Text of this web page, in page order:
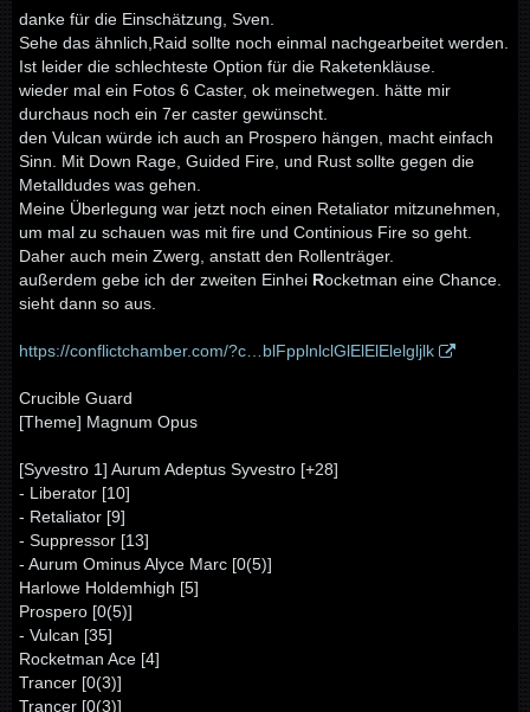
danke für die Einschätzung, Sven.
Sehe das ähnlich,Raid sollte noch einmal nachgearbeitet werden.
Ist leider die schlechteste Option für die Raketenkläuse.
wieder mal ein Fotos 6 Caster, ok meinetwegen. hätte mir
durchaus noch ein 7er caster gewünscht.
den Vulcan würde ich auch an Prospero hängen, macht einfach
Sinn. Mit Down Rage, Guided Fire, und Rust sollte gegen die
Metalldudes was gehen.
Meine Überlegung war jetzt noch einen Retaliator mitzunehmen,
um mal zu schauen was mit fire und Continious Fire so geht.
Daher auch mein Zwerg, anstatt den Rollenträger.
außerdem gebe ich der zweiten Einhei Rocketman eine Chance.
sieht dann so aus.
https://conflictchamber.com/?c…blFpplnlclGlElElElelgljlk
Crucible Guard
[Theme] Magnum Opus
[Syvestro 1] Aurum Adeptus Syvestro [+28]
- Liberator [10]
- Retaliator [9]
- Suppressor [13]
- Aurum Ominus Alyce Marc [0(5)]
Harlowe Holdemhigh [5]
Prospero [0(5)]
- Vulcan [35]
Rocketman Ace [4]
Trancer [0(3)]
Trancer [0(3)]